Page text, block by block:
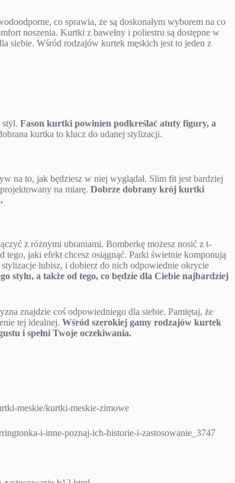
co sprawia, że są doskonałym wyborem na co
noszenia. Kurtki z bawełny i poliestru są dostępne w
siebie. Wśród rodzajów kurtek męskich jest to jeden z
styl.Fason kurtki powinien podkreślać atuty figury, a
kurtka to klucz do udanej stylizacji.
na to, jak będziesz w niej wyglądał. Slim fit jest bardziej
na miarę.Dobrze dobrany krój kurtki
z różnymi ubraniami. Bomberkę możesz nosić z t-
jaki efekt chcesz osiągnąć. Parki świetnie komponują
lubisz, i dobierz do nich odpowiednie okrycie
stylu, a także od tego, co będzie dla Ciebie najbardziej
znajdzie coś odpowiedniego dla siebie. Pamiętaj, że
tej idealnej.Wśród szerokiej gamy rodzajów kurtek
i spełni Twoje oczekiwania.
meskie/kurtki-meskie-zimowe
i-inne-poznaj-ich-historie-i-zastosowanie_3747